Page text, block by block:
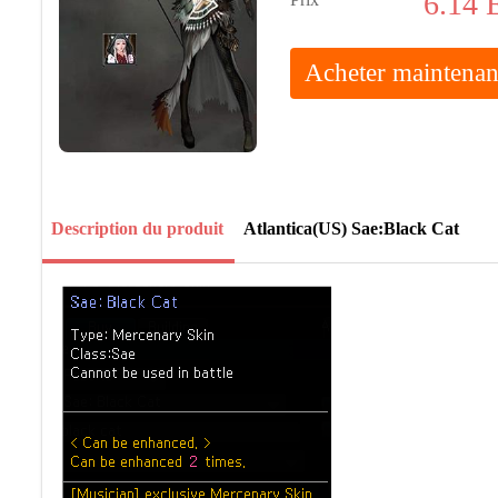
Acheter
Description du produit Atlantica(US) Sae:Black Cat